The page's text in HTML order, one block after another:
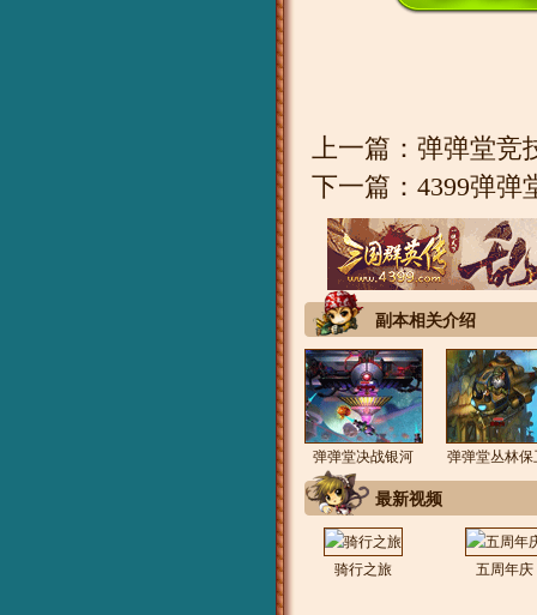
上一篇： 弹弹堂竞
下一篇： 4399弹弹
副本相关介绍
弹弹堂决战银河 弹弹堂丛林保
最新视频
骑行之旅 五周年庆